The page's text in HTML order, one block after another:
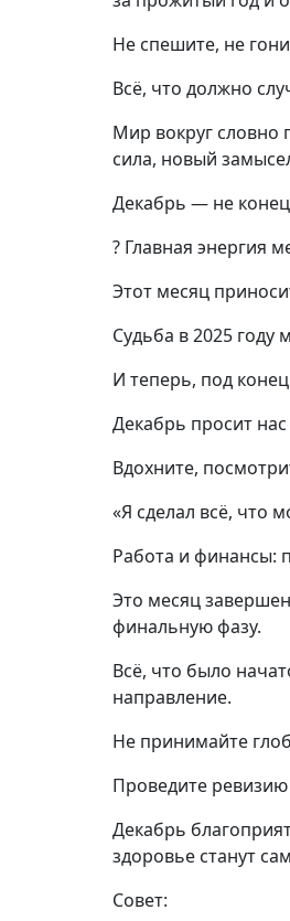
Не спешите, не
Всё, что должно
Мир вокруг словно
сила, новый
Декабрь — не
? Главная энергия
Этот месяц
Судьба в 2025
И теперь, под
Декабрь просит
Вдохните,
«Я сделал всё, что
Работа и финансы:
Это месяц
финальную фазу.
Всё, что было
направление.
Не принимайте
Проведите
Декабрь
здоровье станут
Совет: